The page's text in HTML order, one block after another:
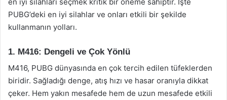
PUBG’deki en iyi silahlar ve onları etkili bir şekilde
kullanmanın yolları.
1. M416: Dengeli ve Çok Yönlü
M416, PUBG dünyasında en çok tercih edilen tüfeklerden
biridir. Sağladığı denge, atış hızı ve hasar oranıyla dikkat
çeker. Hem yakın mesafede hem de uzun mesafede etkili